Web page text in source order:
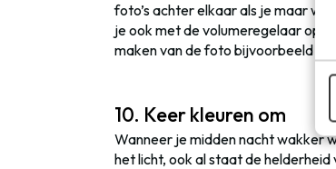
foto’s achter elkaar als je maar
je ook met de volumeregelaar op
maken van de foto bijvoorbeeld
10. Keer kleuren om
Wanneer je midden nacht wakker
het licht, ook al staat de helderheid